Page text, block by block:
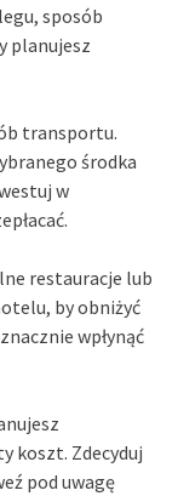
sposób
planujesz
transportu.
środka
w
restauracje lub
by obniżyć
wpłynąć
koszt. Zdecyduj
pod uwagę